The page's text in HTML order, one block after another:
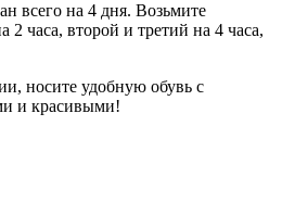
всего на 4 дня. Возьмите
часа, второй и третий на 4 часа,
носите удобную обувь с
и красивыми!